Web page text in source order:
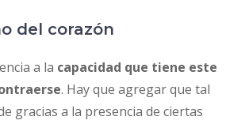
del corazón
a la capacidad que tiene este
. Hay que agregar que tal
gracias a la presencia de ciertas